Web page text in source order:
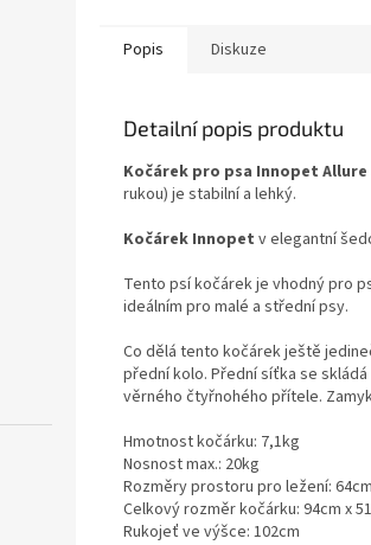
Popis Diskuze
Detailní popis produktu
Kočárek pro psa Innopet Allure
rukou) je stabilní a lehký.
Kočárek Innopet v elegantní
Tento psí kočárek je vhodný pro
ideálním pro malé a střední psy.
Co dělá tento kočárek ještě
přední kolo. Přední síťka se
věrného čtyřnohého přítele.
Hmotnost kočárku: 7,1kg
Nosnost max.: 20kg
Rozměry prostoru pro ležení: 64cm
Celkový rozměr kočárku: 94cm x
Rukojeť ve výšce: 102cm